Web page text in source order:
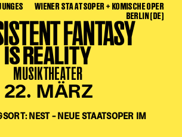
WIENER STAATSOPER + KOMISCHE OPER
BERLIN (DE)
FANTASY
IS REALITY
MUSIKTHEATER
22. MÄRZ
NEST – NEUE STAATSOPER IM